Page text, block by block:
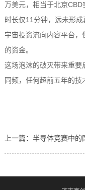
万美元，相当于北京
时长仅11分钟，远未形
宇宙投资流向内容平台
的资金。
这场泡沫的破灭带来重要
同频，任何超前五年的技
上一篇： 半导体竞赛中的